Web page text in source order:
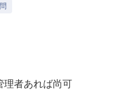
理者あれば尚可